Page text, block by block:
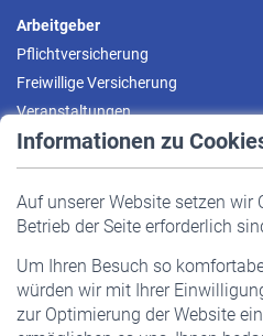
Informationen zu
Auf unserer Website setzen wir
Betrieb der Seite erforderlich
Um Ihren Besuch so
würden wir mit Ihrer
zur Optimierung der Website
Arbeitgeber
Pflichtversicherung
Freiwillige Versicherung
Veranstaltungen
Pflichtversicherung
Staatliche Förderung
Veranstaltungen